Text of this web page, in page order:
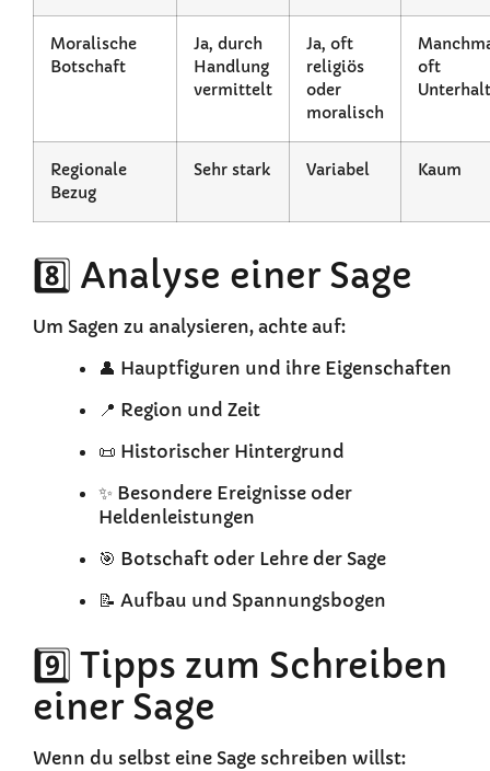
Moralische
Botschaft
Ja, durch
Handlung
vermittelt
Ja, oft
religiös
oder
moralisch
oft
Regionale
Bezug
Sehr stark Variabel Kaum
8️⃣ Analyse einer Sage
Um Sagen zu analysieren, achte auf:
👤 Hauptfiguren und ihre Eigenschaften
📍 Region und Zeit
📜 Historischer Hintergrund
✨ Besondere Ereignisse oder
Heldenleistungen
🎯 Botschaft oder Lehre der Sage
📝 Aufbau und Spannungsbogen
9️⃣ Tipps zum Schreiben
einer Sage
Wenn du selbst eine Sage schreiben willst: